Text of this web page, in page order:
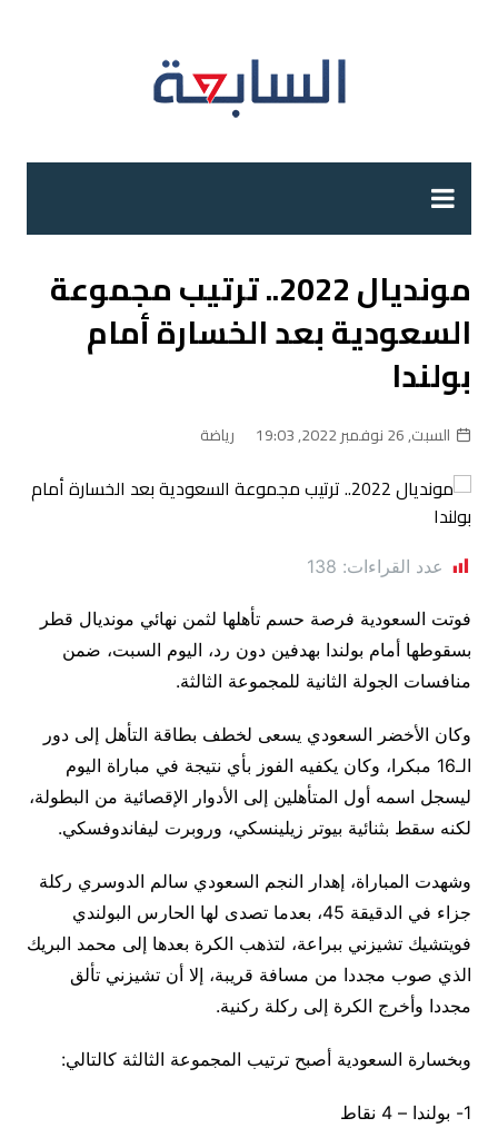
مونديال 2022.. ترتيب مجموعة
السعودية بعد الخسارة أمام
بولندا
السبت, 26 نوفمبر 2022, 19:03 رياضة
عدد القراءات: 138
فوتت السعودية فرصة حسم تأهلها لثمن نهائي مونديال قطر
بسقوطها أمام بولندا بهدفين دون رد، اليوم السبت، ضمن
منافسات الجولة الثانية للمجموعة الثالثة.
وكان الأخضر السعودي يسعى لخطف بطاقة التأهل إلى دور
الـ16 مبكرا، وكان يكفيه الفوز بأي نتيجة في مباراة اليوم
ليسجل اسمه أول المتأهلين إلى الأدوار الإقصائية من البطولة،
لكنه سقط بثنائية بيوتر زيلينسكي، وروبرت ليفاندوفسكي.
وشهدت المباراة، إهدار النجم السعودي سالم الدوسري ركلة
جزاء في الدقيقة 45، بعدما تصدى لها الحارس البولندي
فويتشيك تشيزني ببراعة، لتذهب الكرة بعدها إلى محمد البريك
الذي صوب مجددا من مسافة قريبة، إلا أن تشيزني تألق
مجددا وأخرج الكرة إلى ركلة ركنية.
وبخسارة السعودية أصبح ترتيب المجموعة الثالثة كالتالي:
1- بولندا – 4 نقاط